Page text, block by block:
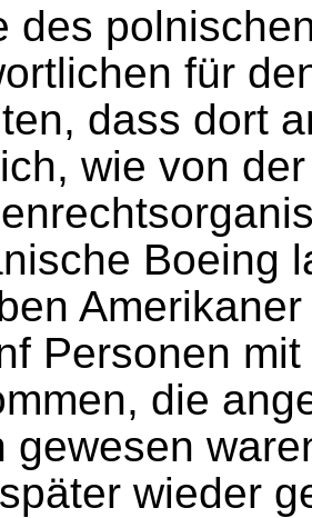
des
für
dass dort
wie von der
Boeing
Personen
die
gewesen
wieder